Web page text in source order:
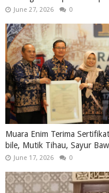
June 27, 2026 0
Muara Enim Terima
bile, Mutik Tihau, Sayur
June 17, 2026 0